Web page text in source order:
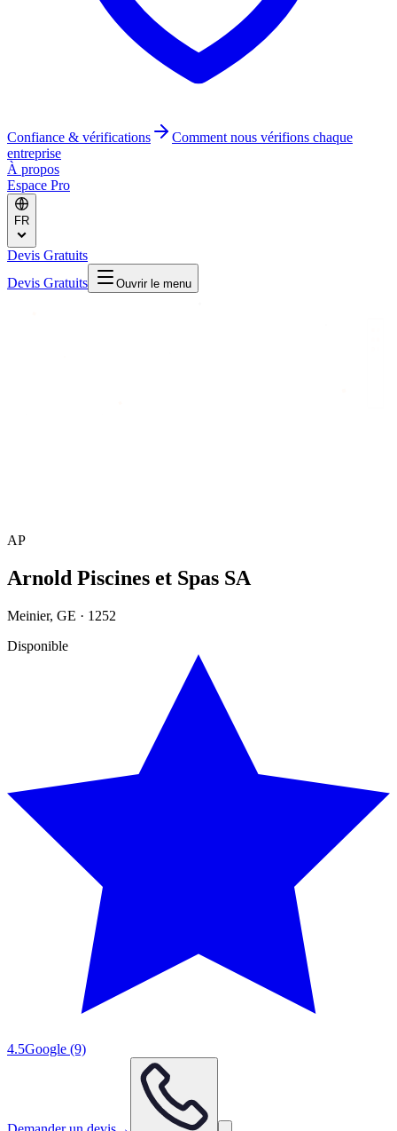
Confiance & vérifications
Comment nous vérifions chaque
entreprise
À propos
Espace Pro
FR
Devis Gratuits
Devis Gratuits
Ouvrir le menu
AP
Arnold Piscines et Spas SA
Meinier, GE · 1252
Disponible
4.5Google (9)